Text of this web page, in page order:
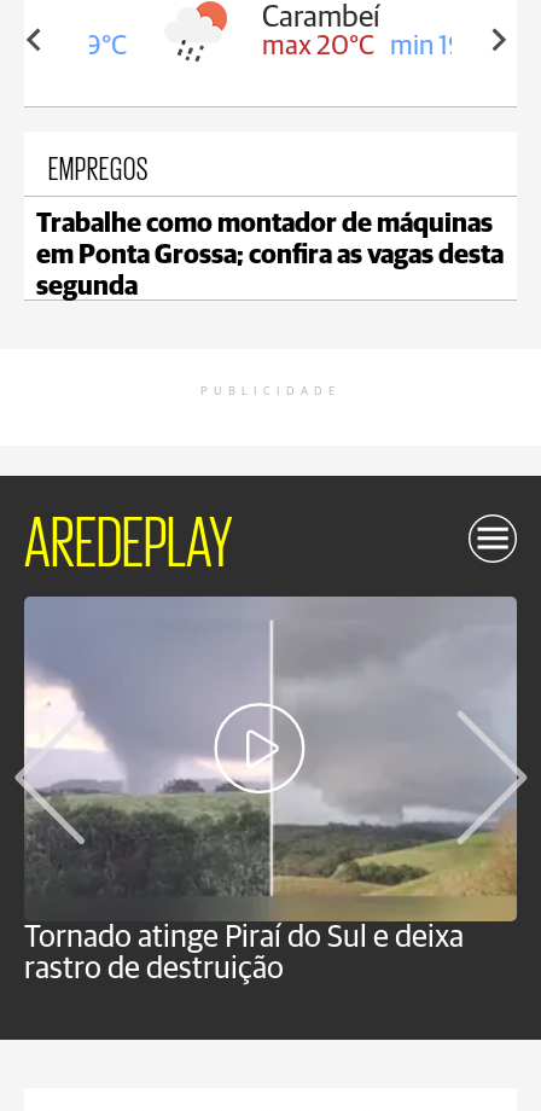
19°C
Carambeí
max 20°C min 19°C
EMPREGOS
Trabalhe como montador de máquinas
em Ponta Grossa; confira as vagas desta
segunda
PUBLICIDADE
AREDEPLAY
Tornado atinge Piraí do Sul e deixa
rastro de destruição